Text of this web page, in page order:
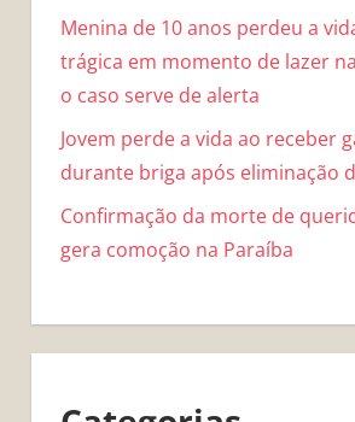
Menina de 10 anos perdeu a
trágica em momento de lazer
o caso serve de alerta
Jovem perde a vida ao receber
durante briga após eliminação
Confirmação da morte de
gera comoção na Paraíba